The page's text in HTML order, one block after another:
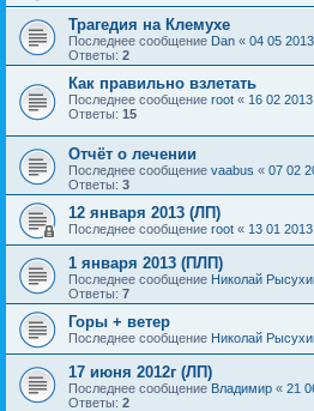
Трагедия на Клемухе
Последнее сообщение Dan « 04 05
Ответы: 2
Как правильно взлетать
Последнее сообщение root « 16 02
Ответы: 15
Отчёт о лечении
Последнее сообщение vaabus « 07 02
Ответы: 3
12 января 2013 (ЛП)
Последнее сообщение root « 13 01
1 января 2013 (ПЛП)
Последнее сообщение Николай
Ответы: 7
Горы + ветер
Последнее сообщение Николай
17 июня 2012г (ЛП)
Последнее сообщение Владимир « 21
Ответы: 2